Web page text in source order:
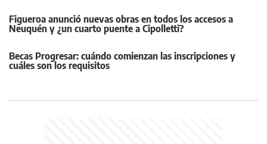
Figueroa anunció nuevas obras en todos los accesos a
Neuquén y ¿un cuarto puente a Cipolletti?
Becas Progresar: cuándo comienzan las inscripciones y
cuáles son los requisitos